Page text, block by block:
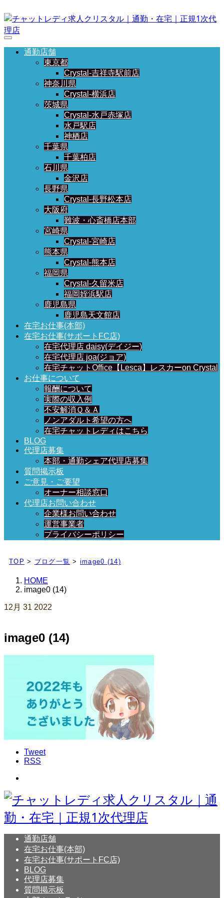
通勤店舗
東京都
Crystal-吉祥寺駅前店
神奈川県
Crystal-横浜店
茨城県
Crystal-水戸赤塚店
水戸駅店
神栖店
千葉県
千葉柏店
石川県
金沢店
長野県
Crystal-長野松本店
大阪府
難波・心斎橋店本部
宮崎県
Crystal-宮崎店
熊本県
Crystal-熊本店
福岡県
Crystal-久留米店
福岡姪浜駅店
鹿児島県
鹿児島天文館店
在宅お仕事(本部)
在宅お仕事(サポートFC店)
在宅代理店 daisy(デイジー)
在宅代理店 joa(ジョア)
在宅チャットOffice【Lesca】レスカーon Crystal
お仕事について
報酬について
実際の収入例
不安解消Ｑ＆Ａ
ノンアダルト希望の方へ
在宅チャットレディはこちら
BLOG
代理店募集
本部・通勤シェア代理店募集
質問掲示板
ご意見・ご要望
オーナー相談窓口
代理店お問い合わせ
企業様お問い合わせ
運営事業者
プライバシーポリシー
日々、ブログを更新中！
TOP > ブログ一覧 > image0 (14)
HOME
image0 (14)
12月 31 2022
image0 (14)
Tweet
RSS
通勤店舗
在宅お仕事(本部)
在宅お仕事(サポートFC店)
BLOG
代理店募集
質問掲示板